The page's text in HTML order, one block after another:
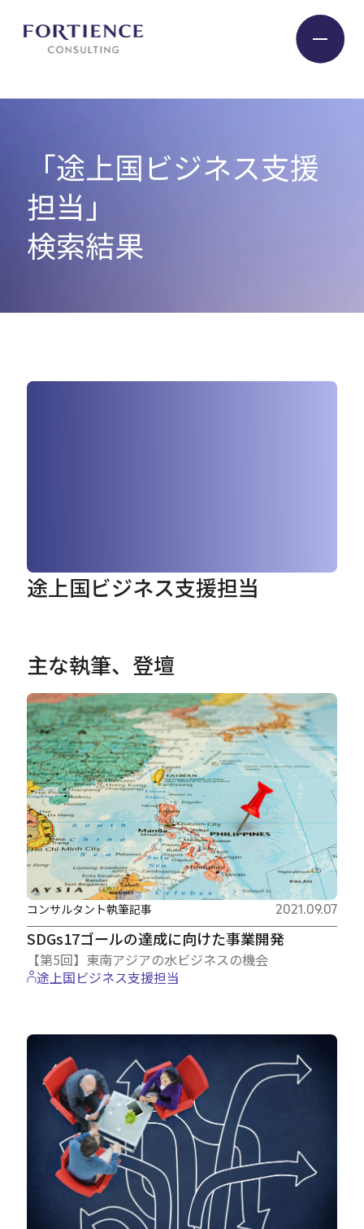
Service
Insight
「途上国ビジネス支援
担当」
検索結果
途上国ビジネス支援担当
主な執筆、登壇
SDGs17ゴールの達成に向けた事業開発
【第5回】東南アジアの水ビジネスの機会
コンサルタント執筆記事 2021.09.07
途上国ビジネス支援担当